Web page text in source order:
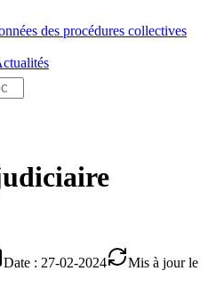
des procédures collectives
Date : 27-02-2024
Mis à jour le